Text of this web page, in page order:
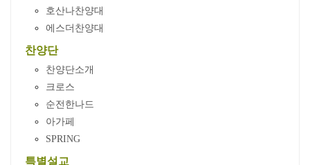
호산나찬양대
에스더찬양대
찬양단
찬양단소개
크로스
순전한나드
아가페
SPRING
특별설교